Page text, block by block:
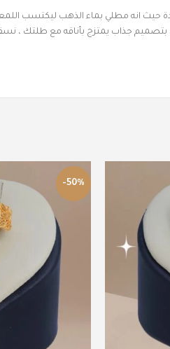
حيث انه مطلي بماء الذهب ليكتسب
، بتصميم جذاب يمتزج بأناقه مع طلتك
-50%